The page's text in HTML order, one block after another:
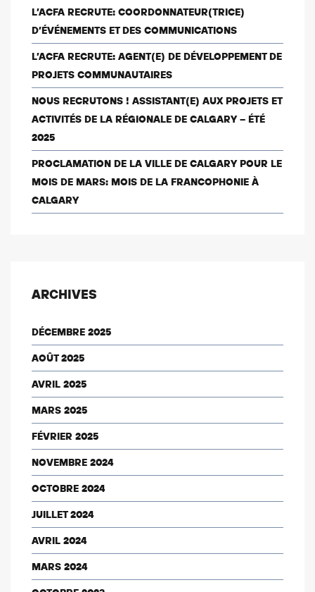
L’ACFA RECRUTE: COORDONNATEUR(TRICE)
D’ÉVÉNEMENTS ET DES COMMUNICATIONS
L’ACFA RECRUTE: AGENT(E) DE DÉVELOPPEMENT DE
PROJETS COMMUNAUTAIRES
NOUS RECRUTONS ! ASSISTANT(E) AUX PROJETS ET
ACTIVITÉS DE LA RÉGIONALE DE CALGARY – ÉTÉ
2025
PROCLAMATION DE LA VILLE DE CALGARY POUR LE
MOIS DE MARS: MOIS DE LA FRANCOPHONIE À
CALGARY
ARCHIVES
DÉCEMBRE 2025
AOÛT 2025
AVRIL 2025
MARS 2025
FÉVRIER 2025
NOVEMBRE 2024
OCTOBRE 2024
JUILLET 2024
AVRIL 2024
MARS 2024